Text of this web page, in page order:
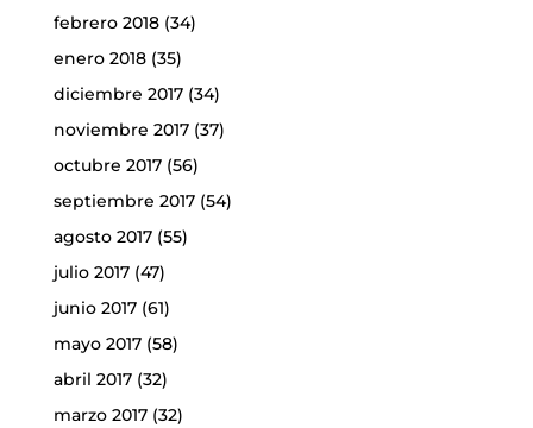
febrero 2018(34)
enero 2018(35)
diciembre 2017(34)
noviembre 2017(37)
octubre 2017(56)
septiembre 2017(54)
agosto 2017(55)
julio 2017(47)
junio 2017(61)
mayo 2017(58)
abril 2017(32)
marzo 2017(32)